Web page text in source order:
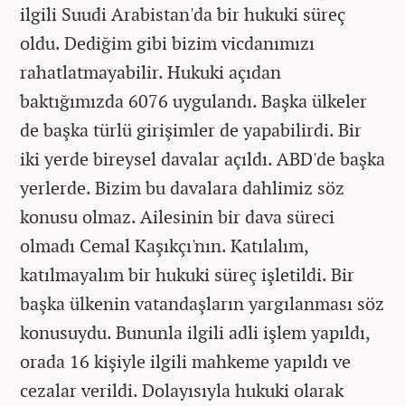
ilgili Suudi Arabistan'da bir hukuki süreç
oldu. Dediğim gibi bizim vicdanımızı
rahatlatmayabilir. Hukuki açıdan
baktığımızda 6076 uygulandı. Başka ülkeler
de başka türlü girişimler de yapabilirdi. Bir
iki yerde bireysel davalar açıldı. ABD'de başka
yerlerde. Bizim bu davalara dahlimiz söz
konusu olmaz. Ailesinin bir dava süreci
olmadı Cemal Kaşıkçı'nın. Katılalım,
katılmayalım bir hukuki süreç işletildi. Bir
başka ülkenin vatandaşların yargılanması söz
konusuydu. Bununla ilgili adli işlem yapıldı,
orada 16 kişiyle ilgili mahkeme yapıldı ve
cezalar verildi. Dolayısıyla hukuki olarak